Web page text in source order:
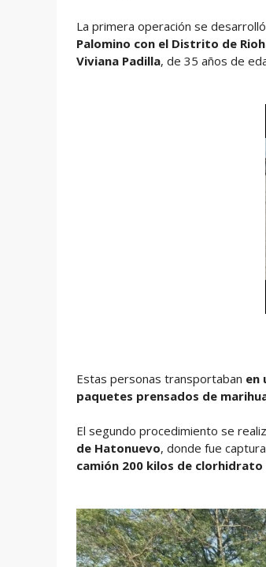
La primera operación se desarrolló
Palomino con el Distrito de
Viviana Padilla, de 35 años de
Estas personas transportaban en
paquetes prensados de
El segundo procedimiento se
de Hatonuevo, donde fue
camión 200 kilos de